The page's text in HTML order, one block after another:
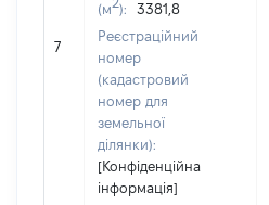
7
(м ):
3381,8
Реєстраційний
номер
(кадастровий
номер для
земельної
ділянки):
[Конфіденційна
інформація]